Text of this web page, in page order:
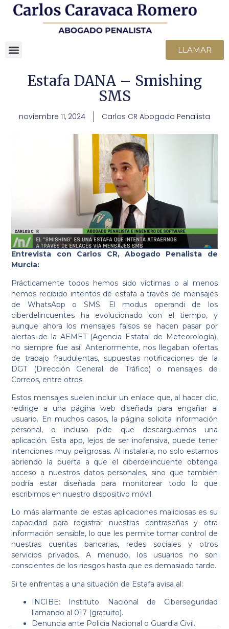
LLAMAR
Estafa DANA – Smishing
SMS
noviembre 11, 2024 Carlos CR Abogado Penalista
Entrevista con Carlos CR, Abogado Penalista de
Murcia:
Prácticamente todos hemos sido víctimas o al menos
hemos recibido intentos de estafa a través de mensajes
de WhatsApp o SMS. El modus operandi de los
ciberdelincuentes ha evolucionado con el tiempo, y
aunque ahora los mensajes falsos se hacen pasar por
alertas de la AEMET (Agencia Estatal de Meteorología),
no siempre fue así. Anteriormente, nos llegaban ofertas
de trabajo fraudulentas, supuestas notificaciones de la
DGT (Dirección General de Tráfico) o mensajes de
Correos, entre otros.
Estos mensajes suelen incluir un enlace que, al hacer clic,
redirige a una página web diseñada para engañar al
usuario. En muchos casos, la página solicita información
personal, o incluso pide que descarguemos una
aplicación. Esta app, lejos de ser inofensiva, puede tener
intenciones muy peligrosas. Al instalarla, no solo estamos
abriendo la puerta a que el ciberdelincuente obtenga
acceso a nuestros datos personales, sino que también
podría estar diseñada para monitorear todo lo que
escribimos en nuestro dispositivo móvil.
Lo más alarmante de estas aplicaciones maliciosas es su
capacidad para registrar nuestras contraseñas y otra
información sensible, lo que les permite tomar control de
nuestras cuentas bancarias, redes sociales y otros
servicios privados. A menudo, los usuarios no son
conscientes de los riesgos hasta que es demasiado tarde.
Si te enfrentas a una situación de Estafa avisa al:
INCIBE: Instituto Nacional de Ciberseguridad
llamando al 017 (gratuito).
Denuncia ante Policia Nacional o Guardia Civil.